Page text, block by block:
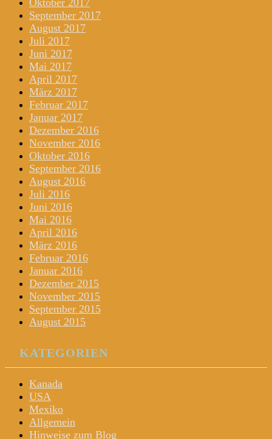
Oktober 2017
September 2017
August 2017
Juli 2017
Juni 2017
Mai 2017
April 2017
März 2017
Februar 2017
Januar 2017
Dezember 2016
November 2016
Oktober 2016
September 2016
August 2016
Juli 2016
Juni 2016
Mai 2016
April 2016
März 2016
Februar 2016
Januar 2016
Dezember 2015
November 2015
September 2015
August 2015
KATEGORIEN
Kanada
USA
Mexiko
Allgemein
Hinweise zum Blog